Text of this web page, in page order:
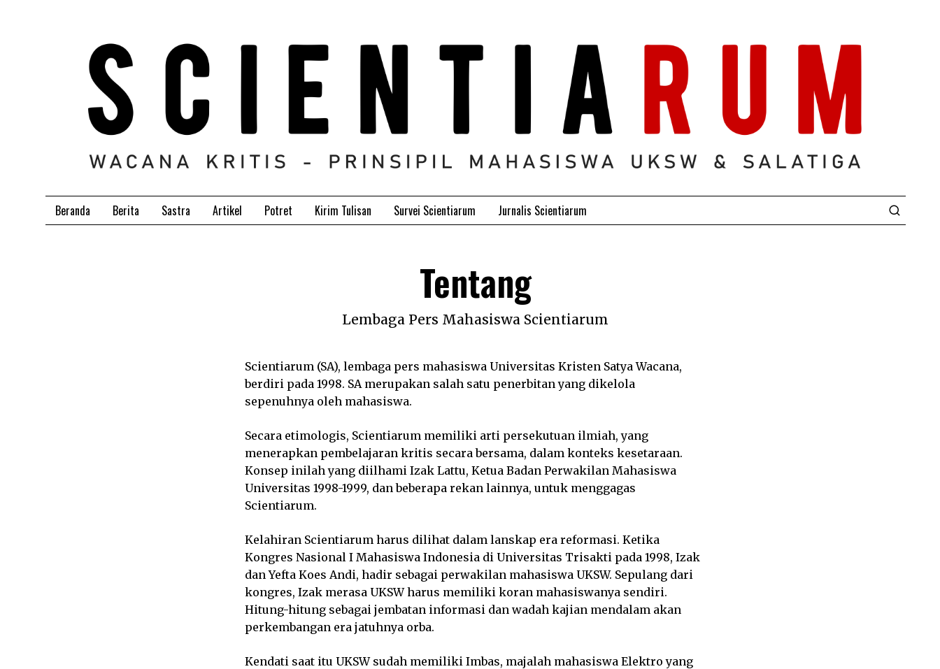
Beranda Berita Sastra Artikel Potret Kirim Tulisan Survei Scientiarum Jurnalis Scientiarum
Tentang
Lembaga Pers Mahasiswa Scientiarum
Scientiarum (SA), lembaga pers mahasiswa Universitas Kristen Satya Wacana,
berdiri pada 1998. SA merupakan salah satu penerbitan yang dikelola
sepenuhnya oleh mahasiswa.
Secara etimologis, Scientiarum memiliki arti persekutuan ilmiah, yang
menerapkan pembelajaran kritis secara bersama, dalam konteks kesetaraan.
Konsep inilah yang diilhami Izak Lattu, Ketua Badan Perwakilan Mahasiswa
Universitas 1998-1999, dan beberapa rekan lainnya, untuk menggagas
Scientiarum.
Kelahiran Scientiarum harus dilihat dalam lanskap era reformasi. Ketika
Kongres Nasional I Mahasiswa Indonesia di Universitas Trisakti pada 1998, Izak
dan Yefta Koes Andi, hadir sebagai perwakilan mahasiswa UKSW. Sepulang dari
kongres, Izak merasa UKSW harus memiliki koran mahasiswanya sendiri.
Hitung-hitung sebagai jembatan informasi dan wadah kajian mendalam akan
perkembangan era jatuhnya orba.
Kendati saat itu UKSW sudah memiliki Imbas, majalah mahasiswa Elektro yang